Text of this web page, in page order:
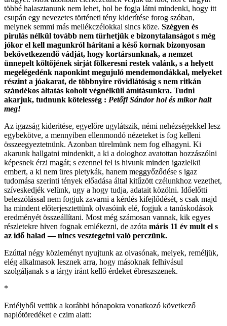
többé halasztanunk nem lehet, hol be fogja látni mindenki, hogy itt
csupán egy nevezetes történeti tény kiderítése forog szóban,
melynek semmi más mellékczélokkal sincs köze. Szégyen és
pirulás nélkül tovább nem türhetjük e bizonytalanságot s még
jókor el kell magunkról háritani a késő kornak bizonyosan
bekövetkezendő vádját, hogy kortársunknak, a nemzet
ünnepelt költőjének sirját fölkeresni restek valánk, s a helyett
megelégedénk naponkint megujuló mendemondákkal, melyeket
részint a jóakarat, de többnyire rövidlátóság s nem ritkán
szándékos áltatás koholt végnélküli ámításunkra. Tudni
akarjuk, tudnunk kötelesség : Petőfi Sándor hol és mikor halt
meg!
Az igazság kideritése, egyelőre ugylátszik, némi nehézségekkel lesz
egybekötve, a mennyiben ellenmondó nézeteket is fog kelleni
összeegyeztetnünk. Azonban türelmünk nem fog elhagyni. Ki
akarunk hallgatni mindenkit, a ki a dologhoz avatottan hozzászólni
képesnek érzi magát; s ezennel fel is hivunk minden igazlelkü
embert, a ki nem üres pletykák, hanem meggyőződése s igaz
tudomása szerinti tények előadása által kitűzött czélunkhoz vezethet,
szíveskedjék velünk, ugy a hogy tudja, adatait közölni. Időelőtti
beleszólással nem fogjuk zavarni a kérdés kifejlődését, s csak majd
ha mindent előterjesztettünk olvasóink elé, fogjuk a tanúskodások
eredményét összeállítani. Most még számosan vannak, kik egyes
részletekre hiven fognak emlékezni, de azóta máris 11 év mult el s
az idő halad — nincs vesztegetni való perczünk.
Ezúttal négy közleményt nyujtunk az olvasónak, melyek, reméljük,
elég alkalmasok lesznek arra, hogy másoknak felhivásul
szolgáljanak s a tárgy iránt kellő érdeket ébreszszenek.
*
Erdélyből vettük a korábbi hónapokra vonatkozó következő
naplótöredéket e czim alatt: